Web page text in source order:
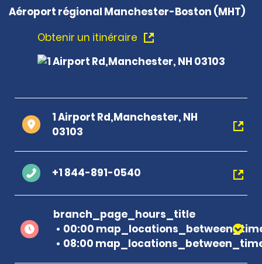
Aéroport régional Manchester-Boston (MHT)
Obtenir un itinéraire
1 Airport Rd,Manchester, NH
03103
+1 844-891-0540
branch_page_hours_title
00:00
08:00